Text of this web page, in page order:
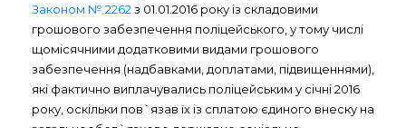
Законом № 2262 з 01.01.2016 року із складовими
грошового забезпечення поліцейського, у тому числі
щомісячними додатковими видами грошового
забезпечення (надбавками, доплатами, підвищеннями),
які фактично виплачувались поліцейським у січні 2016
року, оскільки пов`язав їх із сплатою єдиного внеску на